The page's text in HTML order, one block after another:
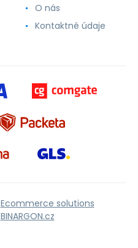
O nás
Kontaktné údaje
Ecommerce solutions
BINARGON.cz